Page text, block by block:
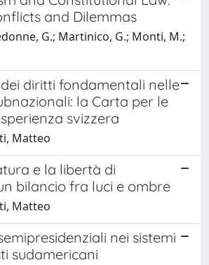
and Dilemmas
G.; Martinico, G.; Monti, M.;
diritti fondamentali nelle
la Carta per le
svizzera
Matteo
e la libertà di
bilancio fra luci e ombre
Matteo
nei sistemi
sudamericani